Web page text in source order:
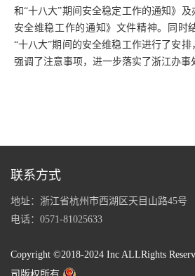
和“十八大”期间安全稳定工作的通知》
安全维稳工作的通知》文件精神。同时
“十八大”期间的安全维稳工作进行了安排
强调了注意事项，进一步落实了浙江办事
联系方式
地址：浙江省杭州市西湖区天目山路45号
电话：0571-81025633
Copyright ©2018-2024 Inc ALLRights